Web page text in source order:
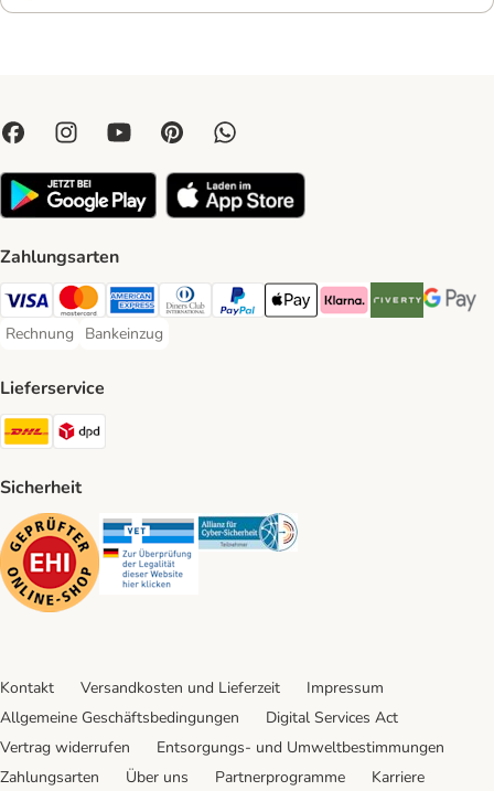
Zahlungsarten
Visa Payment Method
Mastercard Payment Method
American Express Payment Method
Diners Club Payment Method
PayPal Payment Method
Apple Pay Payment Method
Klarna Payment Method
Riverty Payment
Google
Rechnung
Rechnung Payment Method
Bankeinzug
Bankeinzug Payment Method
Lieferservice
DHL Shipping Method
Sicherheit
Security Security Security
Kontakt Versandkosten und Lieferzeit
Impressum
Allgemeine Geschäftsbedingungen
Digital Services Act
Vertrag widerrufen
Entsorgungs- und Umweltbestimmungen
Zahlungsarten
Über uns Partnerprogramme Karriere